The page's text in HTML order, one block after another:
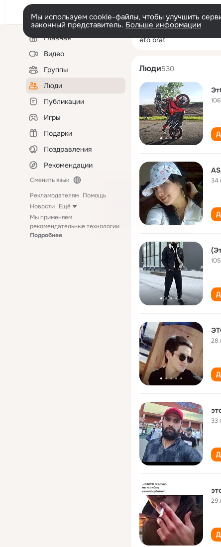
Мы используем cookie-файлы, чтобы улучшить
законный представитель. Больше информации
Левая
колонкаГлавная
Видео
Группы
Люди
Публикации
Игры
Подарки
Поздравления
Рекомендации
Сменить язык
Рекламодателям Помощь
Новости Ещё
Мы применяем
рекомендательные технологии
Подробнее
eto brat
Люди530
34
28
33
29